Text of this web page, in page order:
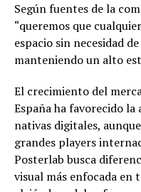
Según fuentes de la
“queremos que
espacio sin necesidad
manteniendo un alto
El crecimiento del
España ha favorecido la
nativas digitales,
grandes players
Posterlab busca
visual más enfocada en